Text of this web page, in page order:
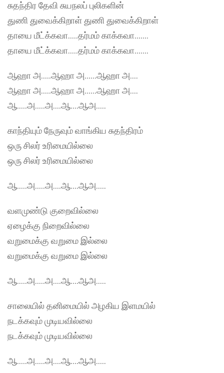
சுதந்திர தேவி சுயநலப் புலிகளின்
துணி துவைக்கிறாள் துணி துவைக்கிறாள்
தாயை மீட்க்கவா…..தர்மம் காக்கவா…….
தாயை மீட்க்கவா…..தர்மம் காக்கவா…….
ஆஹா அ…..ஆஹா அ……ஆஹா அ….
ஆஹா அ…..ஆஹா அ……ஆஹா அ….
ஆ…..அ…..அ….ஆ….ஆஅ…..
காந்தியும் நேருவும் வாங்கிய சுதந்திரம்
ஒரு சிலர் உரிமையில்லை
ஒரு சிலர் உரிமையில்லை
ஆ…..அ…..அ….ஆ….ஆஅ…..
வளமுண்டு குறைவில்லை
ஏழைக்கு நிறைவில்லை
வறுமைக்கு வறுமை இல்லை
வறுமைக்கு வறுமை இல்லை
ஆ…..அ…..அ….ஆ….ஆஅ…..
சாலையில் தனிமையில் அழகிய இளமயில்
நடக்கவும் முடியவில்லை
நடக்கவும் முடியவில்லை
ஆ…..அ…..அ….ஆ….ஆஅ…..